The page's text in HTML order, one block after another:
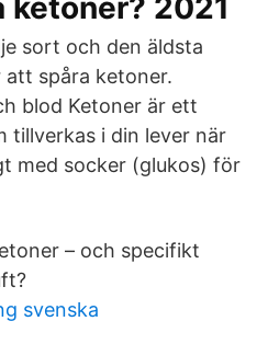
ketoner? 2021
sort och den äldsta
spåra ketoner.
blod Ketoner är ett
tillverkas i din lever när
med socker (glukos) för
– och specifikt
svenska